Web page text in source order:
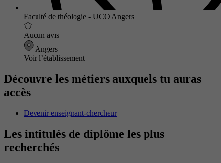
Faculté de théologie - UCO Angers
Aucun avis
Angers
Voir l’établissement
Découvre les métiers auxquels tu auras
accès
Devenir enseignant-chercheur
Les intitulés de diplôme les plus
recherchés